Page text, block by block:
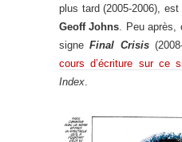
plus tard (2005-2006),
Geoff Johns . Peu après,
signeFinal Crisis
cours d’écriture sur ce
Index